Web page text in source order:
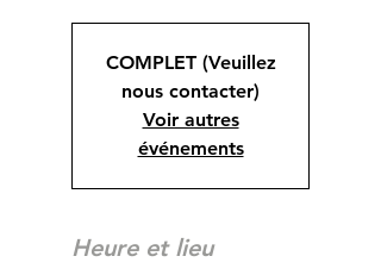
COMPLET (Veuillez
nous contacter)
Voir autres
événements
Heure et lieu